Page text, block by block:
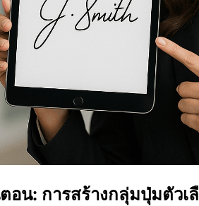
อน: การสร้างกลุ่มปุ่มตัวเ